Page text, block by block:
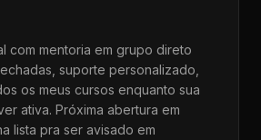
com mentoria em grupo direto
suporte personalizado,
os meus cursos enquanto sua
ativa. Próxima abertura em
lista pra ser avisado em